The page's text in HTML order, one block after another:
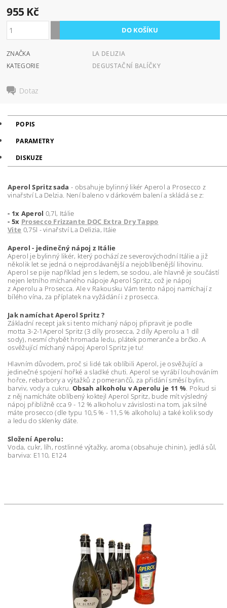
955 Kč
ZNAČKA
LA DELIZIA
KATEGORIE
DEGUSTAČNÍ BALÍČKY
Dotaz
POPIS
PARAMETRY
DISKUZE
Aperol Spritz sada - obsahuje bylinný likér Aperol a Prosecco z
vinařství La Delzia. Není baleno v dárkovém balení a skládá se z:
- 1x Aperol 0,7l, Itálie
- 5x Prosecco Frizzante DOC Extra Dry Tappo
Vite 0,75l - vinařství La Delizia, Itáie
Aperol - jedinečný nápoj z Itálie
Aperol je bylinný likér, který pochází ze severovýchodní Itálie a již
několik let se jedná o nejprodávanější a nejoblíbenější lihovinu.
Aperol se pije například jen s ledem, se sodou, ale hlavně je součástí
nejen letního míchaného nápoje Aperol Spritz, což je nápoj
z Aperolu a Prosecca. Ale v Rakousku Vám tento nápoj namíchají z
bílého vína, za příplatek na vyžádání i z prosecca.
Jak namíchat Aperol Spritz ?
Základní recept jak si tento míchaný nápoj připravit je podle
motta 3-2-1Aperol Spritz (3 díly prosecca, 2 díly Aperolu a 1 díl
sody), nesmí chybět hromada ledu, plátek pomeranče a brčko. A
osvěžující míchaný nápoj Aperol Spritz je tu!
Hlavním důvodem, proč si lidé tak oblíbili Aperol, je osvěžující a
jedinečné spojení hořké a sladké chuti. Aperol se vyrábí louhováním
hořce, rebarbory a výtažků z pomerančů, za přidání směsí bylin,
barviv, vody a cukru.Obsah alkoholu v Aperolu je 11 %. Pokud si
z něj namícháte oblíbený koktejl Aperol Spritz, bude mít výsledný
nápoj přibližně cca 9 - 12 % alkoholu v závislosti na tom, jak silné
máte prosecco (dle typu 10,5 % - 11,5 % alkoholu) a také kolik sody
a ledu do sklenky dáte.
Složení Aperolu:
Voda, cukr, líh, rostlinné výtažky, aroma (obsahuje chinin), jedlá sůl,
barviva: E110, E124